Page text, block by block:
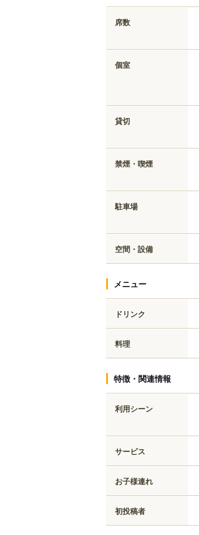
席数
個室
貸切
禁煙・喫煙
駐車場
空間・設備
メニュー
ドリンク
料理
特徴・関連情報
利用シーン
サービス
お子様連れ
初投稿者